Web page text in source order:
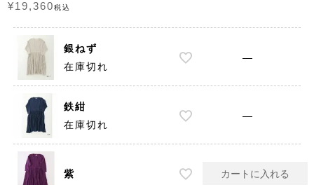
¥19,360税込
銀ねず
在庫切れ
—
鉄紺
在庫切れ
—
紫 カートに入れる